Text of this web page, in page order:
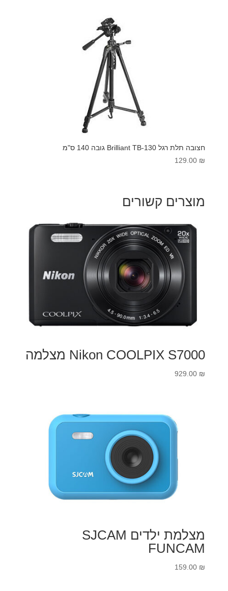
חצובה תלת רגל Brilliant TB-130 גובה 140 ס"מ
129.00 ₪
מוצרים קשורים
Nikon COOLPIX S7000 מצלמה
929.00 ₪
מצלמת ילדים SJCAM
FUNCAM
159.00 ₪